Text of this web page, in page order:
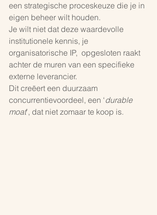
een strategische proceskeuze die je in
eigen beheer wilt houden.
Je wilt niet dat deze waardevolle
institutionele kennis, je
organisatorische IP,  opgesloten raakt
achter de muren van een specifieke
externe leverancier.
Dit creëert een duurzaam
concurrentievoordeel, een ‘durable
moat’, dat niet zomaar te koop is.